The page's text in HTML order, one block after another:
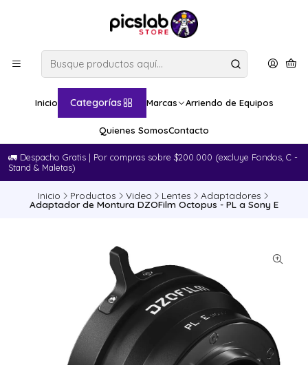
Inicio Categorías Marcas Arriendo de Equipos
Quienes SomosContacto
🚛​ Despacho Gratis | Por compras sobre $200.000 (excluye Fondos, C -
Stand & Maletas)
Inicio Productos Video Lentes Adaptadores
Adaptador de Montura DZOFilm Octopus - PL a Sony E